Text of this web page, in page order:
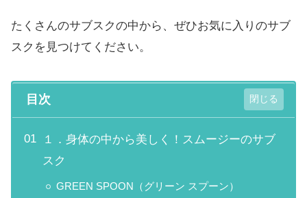
たくさんのサブスクの中から、ぜひお気に入りのサブ
スクを見つけてください。
目次
１．身体の中から美しく！スムージーのサブ
スク
GREEN SPOON（グリーン スプーン）